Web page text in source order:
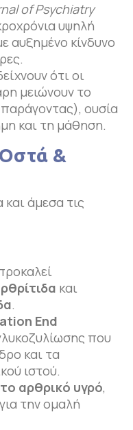
ofPsychiatry
υψηλή
αυξημένο κίνδυνο
ότι οι
μειώνουν το
ουσία
και τη μάθηση.
&
άμεσα τις
και
.
End
που
και τα
ιστού.
αρθρικό υγρό,
την ομαλή